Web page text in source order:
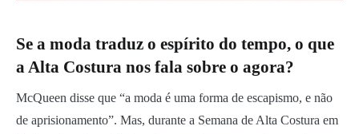
Se a moda traduz o espírito do tempo, o que
a Alta Costura nos fala sobre o agora?
McQueen disse que “a moda é uma forma de escapismo, e não
de aprisionamento”. Mas, durante a Semana de Alta Costura em